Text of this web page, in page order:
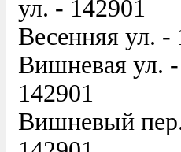
ул. - 142901
Весенняя ул. -
Вишневая ул. -
142901
Вишневый